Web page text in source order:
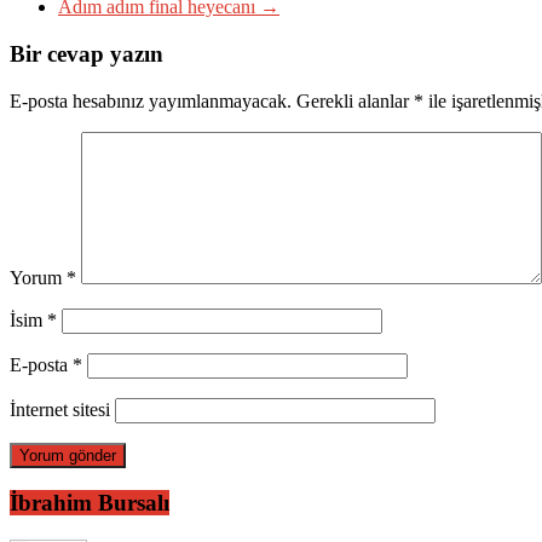
Adım adım final heyecanı →
Bir cevap yazın
E-posta hesabınız yayımlanmayacak. Gerekli alanlar * ile
Yorum *
İsim *
E-posta *
İnternet sitesi
İbrahim Bursalı